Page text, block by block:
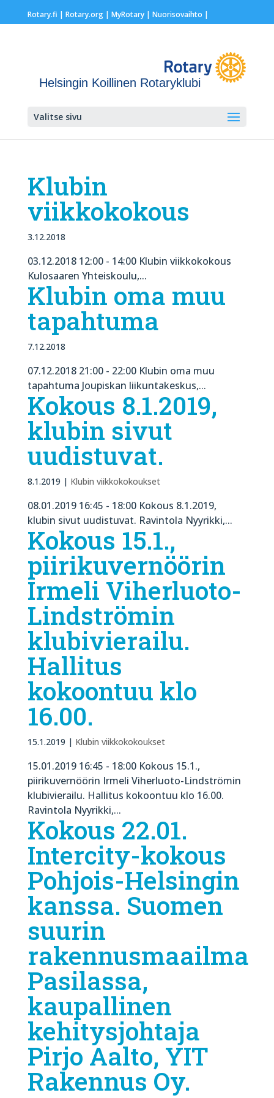
Rotary.fi | Rotary.org| MyRotary | Nuorisovaihto |
Helsingin Koillinen Rotaryklubi
Valitse sivu
Klubin
viikkokokous
3.12.2018
03.12.2018 12:00 - 14:00 Klubin viikkokokous
Kulosaaren Yhteiskoulu,...
Klubin oma muu
tapahtuma
7.12.2018
07.12.2018 21:00 - 22:00 Klubin oma muu
tapahtuma Joupiskan liikuntakeskus,...
Kokous 8.1.2019,
klubin sivut
uudistuvat.
8.1.2019 | Klubin viikkokokoukset
08.01.2019 16:45 - 18:00 Kokous 8.1.2019,
klubin sivut uudistuvat. Ravintola Nyyrikki,...
Kokous 15.1.,
piirikuvernöörin
Irmeli Viherluoto-
Lindströmin
klubivierailu.
Hallitus
kokoontuu klo
16.00.
15.1.2019 | Klubin viikkokokoukset
15.01.2019 16:45 - 18:00 Kokous 15.1.,
piirikuvernöörin Irmeli Viherluoto-Lindströmin
klubivierailu. Hallitus kokoontuu klo 16.00.
Ravintola Nyyrikki,...
Kokous 22.01.
Intercity-kokous
Pohjois-Helsingin
kanssa. Suomen
suurin
rakennusmaailma
Pasilassa,
kaupallinen
kehitysjohtaja
Pirjo Aalto, YIT
Rakennus Oy.